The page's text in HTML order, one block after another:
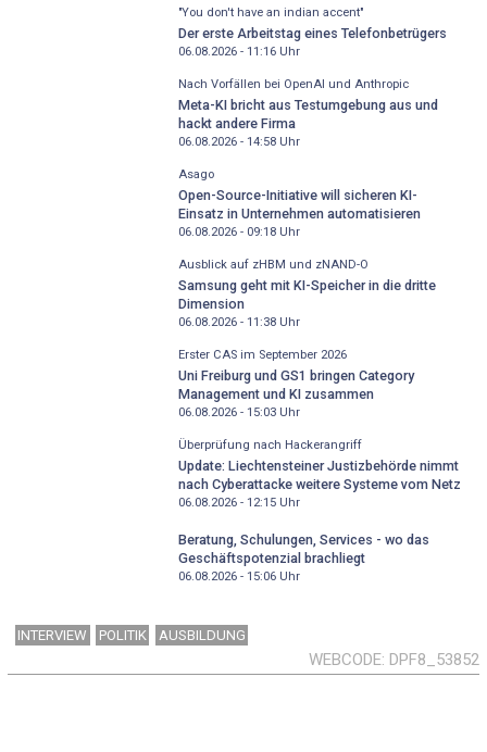
"You don't have an indian accent"
Der erste Arbeitstag eines Telefonbetrügers
06.08.2026 - 11:16Uhr
Nach Vorfällen bei OpenAI und Anthropic
Meta-KI bricht aus Testumgebung aus und
hackt andere Firma
06.08.2026 - 14:58Uhr
Asago
Open-Source-Initiative will sicheren KI-
Einsatz in Unternehmen automatisieren
06.08.2026 - 09:18Uhr
Ausblick auf zHBM und zNAND-O
Samsung geht mit KI-Speicher in die dritte
Dimension
06.08.2026 - 11:38Uhr
Erster CAS im September 2026
Uni Freiburg und GS1 bringen Category
Management und KI zusammen
06.08.2026 - 15:03Uhr
Überprüfung nach Hackerangriff
Update: Liechtensteiner Justizbehörde nimmt
nach Cyberattacke weitere Systeme vom Netz
06.08.2026 - 12:15Uhr
Beratung, Schulungen, Services - wo das
Geschäftspotenzial brachliegt
06.08.2026 - 15:06Uhr
INTERVIEW POLITIK AUSBILDUNG
WEBCODE DPF8_53852